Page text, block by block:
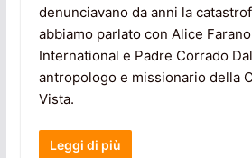
denunciavano da anni la
abbiamo parlato con Alice
International e Padre Corrado
antropologo e missionario della
Vista.
Leggi di più